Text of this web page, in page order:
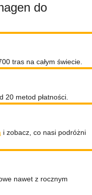
do
tras na całym świecie.
20 metod płatności.
i zobacz, co nasi podróżni
nawet z rocznym